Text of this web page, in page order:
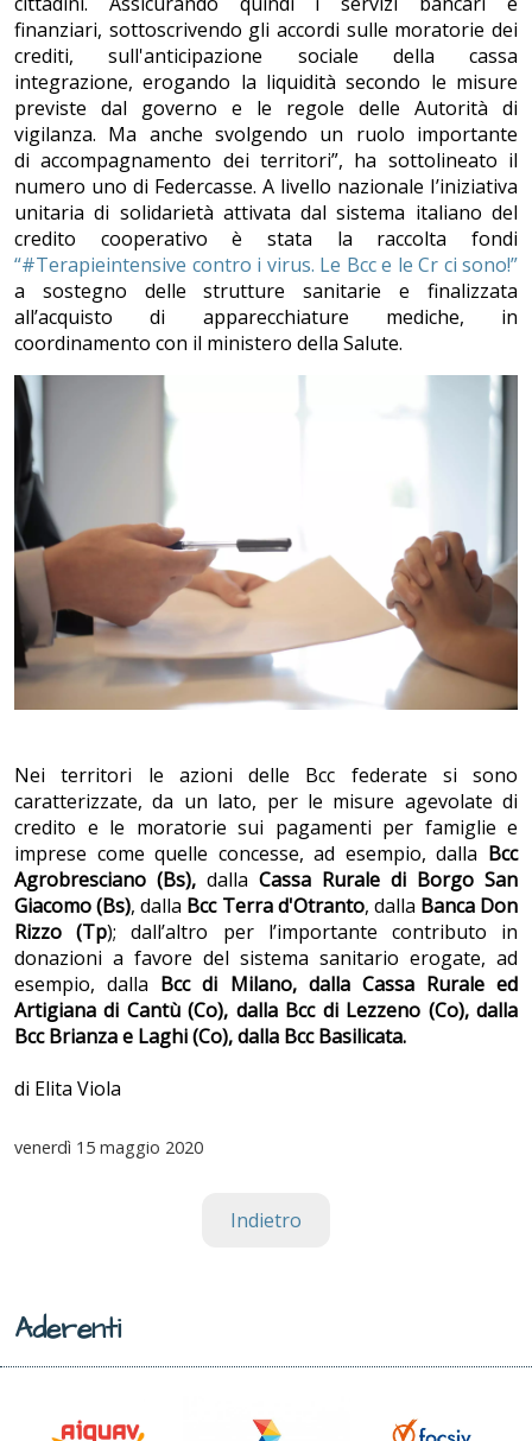
finanziari, sottoscrivendo gli accordi sulle moratorie dei
crediti, sull'anticipazione sociale della cassa
integrazione, erogando la liquidità secondo le misure
previste dal governo e le regole delle Autorità di
vigilanza. Ma anche svolgendo un ruolo importante
di accompagnamento dei territori”, ha sottolineato il
numero uno di Federcasse. A livello nazionale I’iniziativa
unitaria di solidarietà attivata dal sistema italiano del
credito cooperativo è stata la raccolta fondi
“#Terapieintensive contro i virus. Le Bcc e le Cr ci sono!”
a sostegno delle strutture sanitarie e finalizzata
all’acquisto di apparecchiature mediche, in
coordinamento con il ministero della Salute.
Nei territori le azioni delle Bcc federate si sono
caratterizzate, da un lato, per le misure agevolate di
credito e le moratorie sui pagamenti per famiglie e
imprese come quelle concesse, ad esempio, dalla Bcc
Agrobresciano (Bs), dalla Cassa Rurale di Borgo San
Giacomo (Bs), dalla Bcc Terra d'Otranto, dalla Banca Don
Rizzo (Tp); dall’altro per l’importante contributo in
donazioni a favore del sistema sanitario erogate, ad
esempio, dalla Bcc di Milano, dalla Cassa Rurale ed
Artigiana di Cantù (Co), dalla Bcc di Lezzeno (Co), dalla
Bcc Brianza e Laghi (Co), dalla Bcc Basilicata.
di Elita Viola
venerdì 15 maggio 2020
Indietro
Aderenti